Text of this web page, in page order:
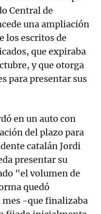
Central de
una ampliación
los escritos de
que expiraba
y que otorga
para presentar sus
en un auto con
del plazo para
catalán Jordi
presentar su
"el volumen de
quedó
mes -que finalizaba